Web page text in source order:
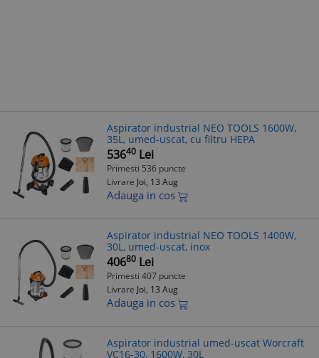
Aspirator industrial NEO TOOLS 1600W,
35L, umed-uscat, cu filtru HEPA
53640 Lei
Primesti 536 puncte
Livrare Joi, 13 Aug
Adauga in cos
Aspirator industrial NEO TOOLS 1400W,
30L, umed-uscat, inox
40680 Lei
Primesti 407 puncte
Livrare Joi, 13 Aug
Adauga in cos
Aspirator industrial umed-uscat Worcraft
VC16-30, 1600W, 30L